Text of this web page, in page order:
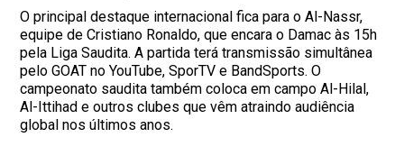
O principal destaque internacional fica para o Al-Nassr,
equipe de Cristiano Ronaldo, que encara o Damac às 15h
pela Liga Saudita. A partida terá transmissão simultânea
pelo GOAT no YouTube, SporTV e BandSports. O
campeonato saudita também coloca em campo Al-Hilal,
Al-Ittihad e outros clubes que vêm atraindo audiência
global nos últimos anos.